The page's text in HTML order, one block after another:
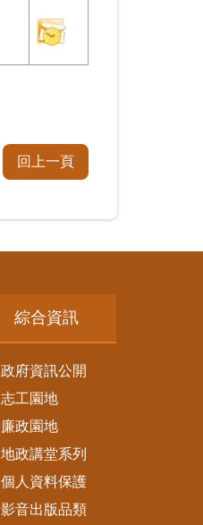
回上一頁
綜合資訊
政府資訊公開
志工園地
廉政園地
地政講堂系列
個人資料保護
影音出版品類